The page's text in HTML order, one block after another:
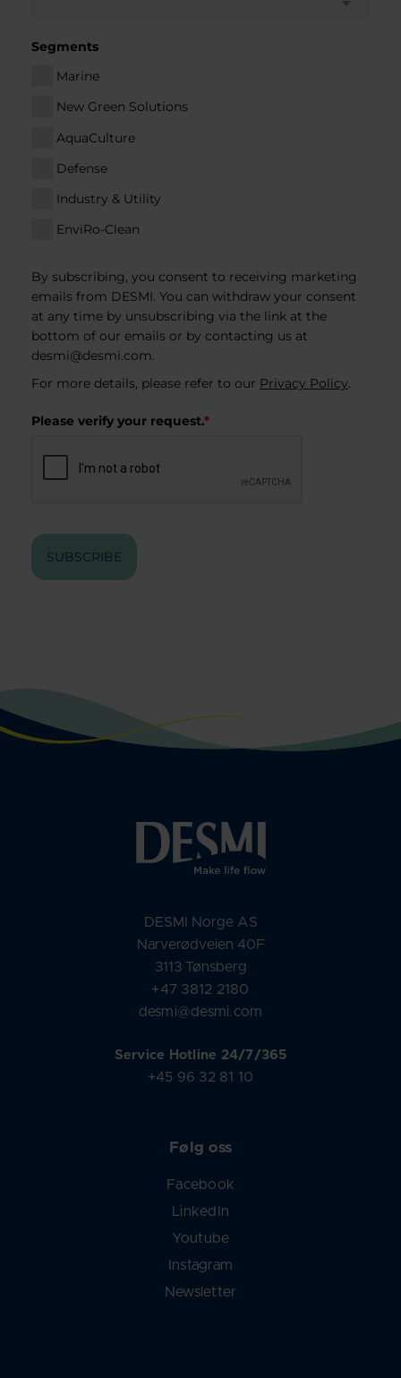
Segments
Marine
New Green Solutions
AquaCulture
Defense
Industry & Utility
EnviRo-Clean
By subscribing, you consent to receiving marketing
emails from DESMI. You can withdraw your consent
at any time by unsubscribing via the link at the
bottom of our emails or by contacting us at
desmi@desmi.com.
For more details, please refer to our Privacy Policy.
Please verify your request.*
SUBSCRIBE
DESMI Norge AS
Narverødveien 40F
3113 Tønsberg
+47 3812 2180
desmi@desmi.com
Service Hotline 24/7/365
+45 96 32 81 10
Følg oss
Facebook
LinkedIn
Youtube
Instagram
Newsletter